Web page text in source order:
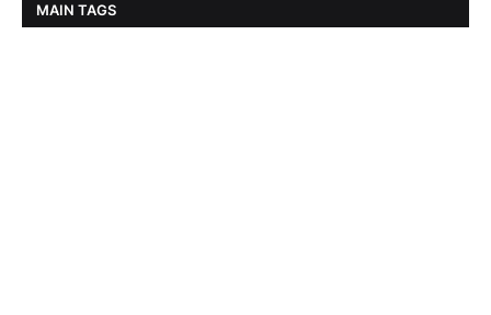
MAIN TAGS